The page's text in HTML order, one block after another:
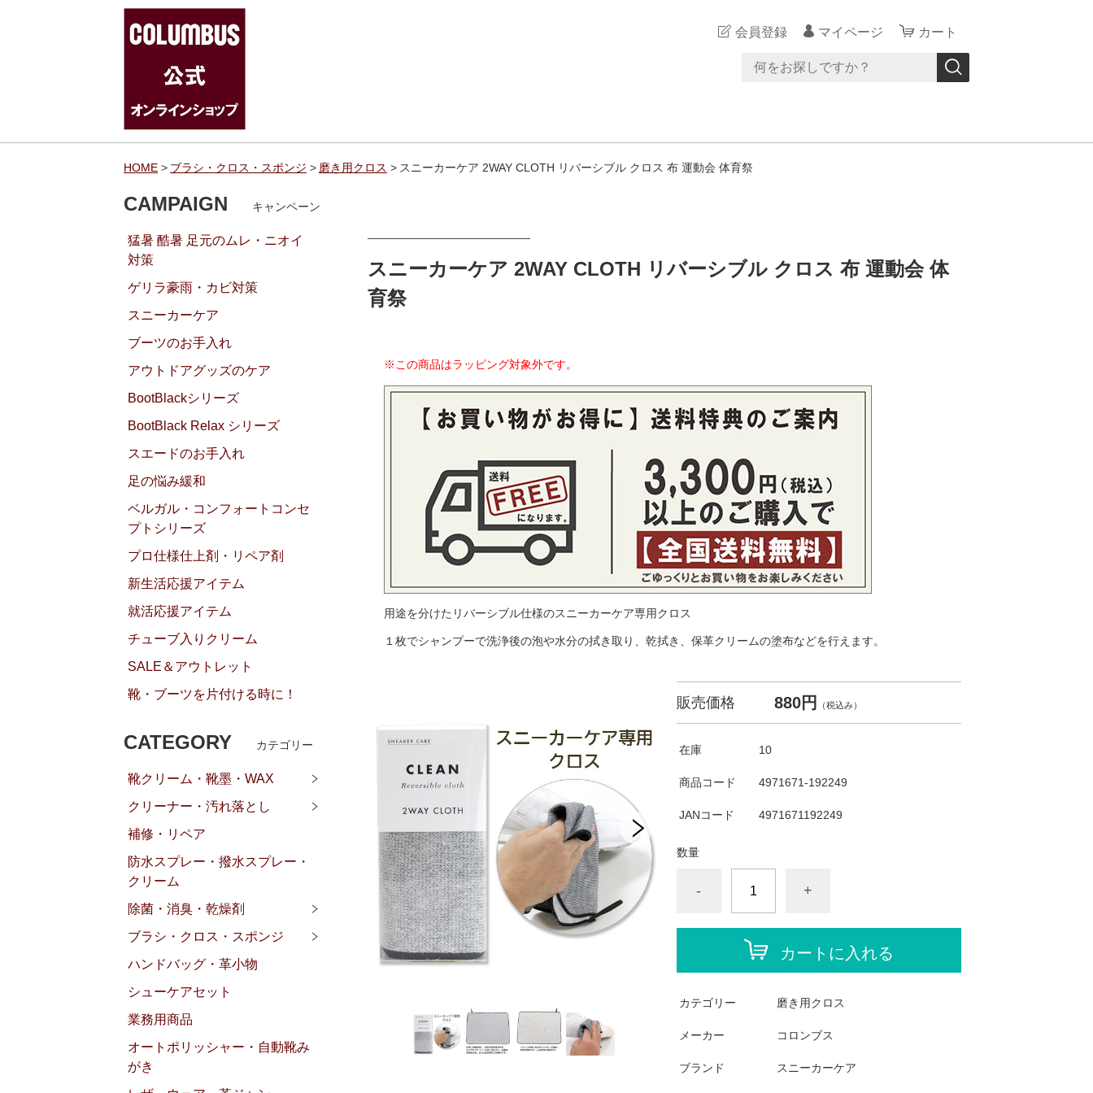
会員登録 マイページ カート
HOME ブラシ・クロス・スポンジ 磨き用クロス スニーカーケア 2WAY CLOTH リバーシブル クロス 布 運動会 体育祭
スニーカーケア 2WAY CLOTH リバーシブル クロス 布 運動会 体
育祭
※この商品はラッピング対象外です。
用途を分けたリバーシブル仕様のスニーカーケア専用クロス
１枚でシャンプーで洗浄後の泡や水分の拭き取り、乾拭き、保革クリームの塗布などを行えます。
販売価格 880円 （税込み）
在庫 10
商品コード 4971671-192249
JANコード 4971671192249
数量
- +
カートに入れる
カテゴリー 磨き用クロス
メーカー コロンブス
ブランド スニーカーケア
CAMPAIGN キャンペーン
猛暑 酷暑 足元のムレ・ニオイ
対策
ゲリラ豪雨・カビ対策
スニーカーケア
ブーツのお手入れ
アウトドアグッズのケア
BootBlackシリーズ
BootBlack Relax シリーズ
スエードのお手入れ
足の悩み緩和
ベルガル・コンフォートコンセ
プトシリーズ
プロ仕様仕上剤・リペア剤
新生活応援アイテム
就活応援アイテム
チューブ入りクリーム
SALE＆アウトレット
靴・ブーツを片付ける時に！
CATEGORY カテゴリー
靴クリーム・靴墨・WAX
クリーナー・汚れ落とし
補修・リペア
防水スプレー・撥水スプレー・
クリーム
除菌・消臭・乾燥剤
ブラシ・クロス・スポンジ
ハンドバッグ・革小物
シューケアセット
業務用商品
オートポリッシャー・自動靴み
がき